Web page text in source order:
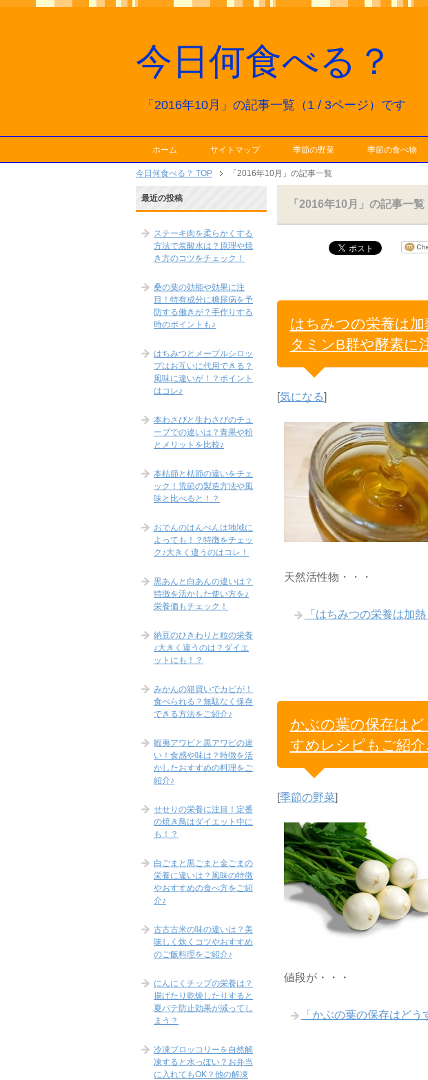
今日何食べる？
「2016年10月」の記事一覧（1 / 3ページ）です
ホーム サイトマップ 季節の野菜 季節の食べ物
今日何食べる？ TOP 「2016年10月」の記事一覧
「2016年10月」の記事一覧
はちみつの栄養は
タミンB群や酵素に
[気になる]
天然活性物・・・
「はちみつの栄養は加
かぶの葉の保存は
すめレシピもご紹介
[季節の野菜]
値段が・・・
「かぶの葉の保存はど
最近の投稿
ステーキ肉を柔らかくする
方法で炭酸水は？原理や焼
き方のコツをチェック！
桑の葉の効能や効果に注
目！特有成分に糖尿病を予
防する働きが？手作りする
時のポイントも♪
はちみつとメープルシロッ
プはお互いに代用できる？
風味に違いが！？ポイント
はコレ♪
本わさびと生わさびのチュ
ーブでの違いは？青果や粉
とメリットを比較♪
本枯節と枯節の違いをチェ
ック！荒節の製造方法や風
味と比べると！？
おでんのはんぺんは地域に
よっても！？特徴をチェッ
ク♪大きく違うのはコレ！
黒あんと白あんの違いは？
特徴を活かした使い方を♪
栄養価もチェック！
納豆のひきわりと粒の栄養
♪大きく違うのは？ダイエ
ットにも！？
みかんの箱買いでカビが！
食べられる？無駄なく保存
できる方法をご紹介♪
蝦夷アワビと黒アワビの違
い！食感や味は？特徴を活
かしたおすすめの料理をご
紹介♪
せせりの栄養に注目！定番
の焼き鳥はダイエット中に
も！？
白ごまと黒ごまと金ごまの
栄養に違いは？風味の特徴
やおすすめの食べ方をご紹
介♪
古古古米の味の違いは？美
味しく炊くコツやおすすめ
のご飯料理をご紹介♪
にんにくチップの栄養は？
揚げたり乾燥したりすると
夏バテ防止効果が減ってし
まう？
冷凍ブロッコリーを自然解
凍すると水っぽい？お弁当
に入れてもOK？他の解凍